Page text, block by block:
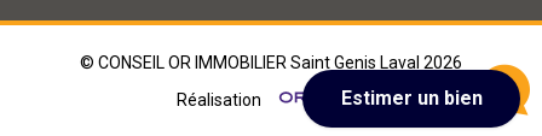
© CONSEIL OR IMMOBILIER Saint Genis Laval 2026
Réalisation